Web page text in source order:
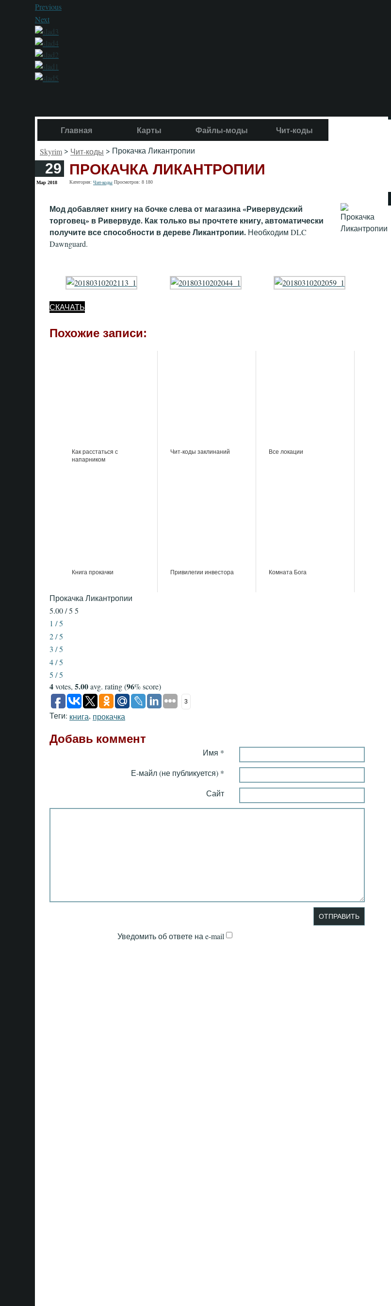
Previous
Next
Главная Карты Файлы-моды Чит-коды
Skyrim > Чит-коды > Прокачка Ликантропии
29
Мар 2018
ПРОКАЧКА ЛИКАНТРОПИИ
Категория: Чит-коды Просмотров: 8 180
Мод добавляет книгу на бочке слева от магазина «Ривервудский
торговец» в Ривервуде. Как только вы прочтете книгу, автоматически
получите все способности в дереве Ликантропии. Необходим DLC
Dawnguard.
СКАЧАТЬ
Похожие записи:
Как расстаться с
напарником
Чит-коды заклинаний Все локации
Книга прокачки Привилегии инвестора Комната Бога
Прокачка Ликантропии
5.00 / 5 5
1 / 5
2 / 5
3 / 5
4 / 5
5 / 5
4votes, 5.00avg. rating (96% score)
3
Теги: книга, прокачка
Добавь коммент
Имя *
Е-майл (не публикуется) *
Сайт
Уведомить об ответе на e-mail